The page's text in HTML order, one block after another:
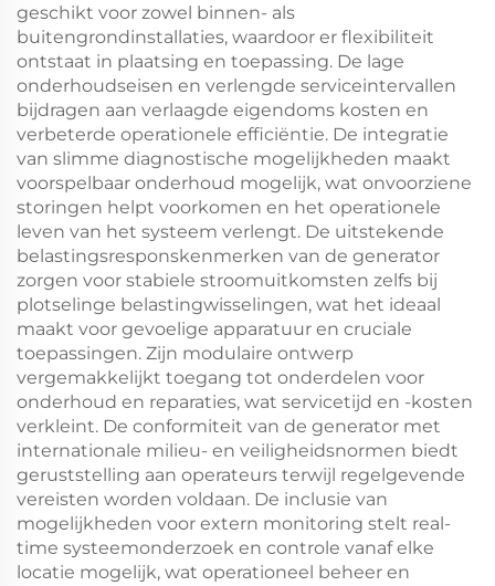
geschikt voor zowel binnen- als
buitengrondinstallaties, waardoor er flexibiliteit
ontstaat in plaatsing en toepassing. De lage
onderhoudseisen en verlengde serviceintervallen
bijdragen aan verlaagde eigendoms kosten en
verbeterde operationele efficiëntie. De integratie
van slimme diagnostische mogelijkheden maakt
voorspelbaar onderhoud mogelijk, wat onvoorziene
storingen helpt voorkomen en het operationele
leven van het systeem verlengt. De uitstekende
belastingsresponskenmerken van de generator
zorgen voor stabiele stroomuitkomsten zelfs bij
plotselinge belastingwisselingen, wat het ideaal
maakt voor gevoelige apparatuur en cruciale
toepassingen. Zijn modulaire ontwerp
vergemakkelijkt toegang tot onderdelen voor
onderhoud en reparaties, wat servicetijd en -kosten
verkleint. De conformiteit van de generator met
internationale milieu- en veiligheidsnormen biedt
geruststelling aan operateurs terwijl regelgevende
vereisten worden voldaan. De inclusie van
mogelijkheden voor extern monitoring stelt real-
time systeemonderzoek en controle vanaf elke
locatie mogelijk, wat operationeel beheer en